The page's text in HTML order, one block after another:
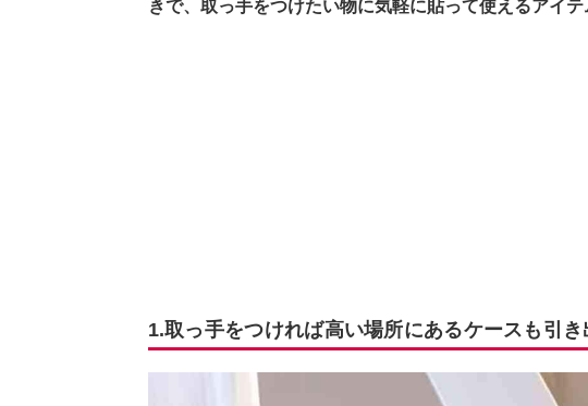
きで、取っ手をつけたい物に気軽に貼って使えるアイテ
1.取っ手をつければ高い場所にあるケースも引